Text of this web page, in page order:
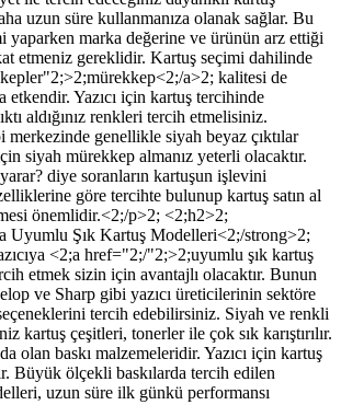
uzun süre kullanmanıza olanak sağlar. Bu
yaparken marka değerine ve ürünün arz ettiği
etmeniz gereklidir. Kartuş seçimi dahilinde
a>2; kalitesi de
etkendir. Yazıcı için kartuş tercihinde
aldığınız renkleri tercih etmelisiniz.
genellikle siyah beyaz çıktılar
siyah mürekkep almanız yeterli olacaktır.
diye soranların kartuşun işlevini
göre tercihte bulunup kartuş satın al
önemlidir.<2;/p>2; <2;h2>2;
Uyumlu Şık Kartuş Modelleri<2;/strong>2;
<2;a href="2;/"2;>2;uyumlu şık kartuş
etmek sizin için avantajlı olacaktır. Bunun
ve Sharp gibi yazıcı üreticilerinin sektöre
tercih edebilirsiniz. Siyah ve renkli
kartuş çeşitleri, tonerler ile çok sık karıştırılır.
olan baskı malzemeleridir. Yazıcı için kartuş
Büyük ölçekli baskılarda tercih edilen
uzun süre ilk günkü performansı